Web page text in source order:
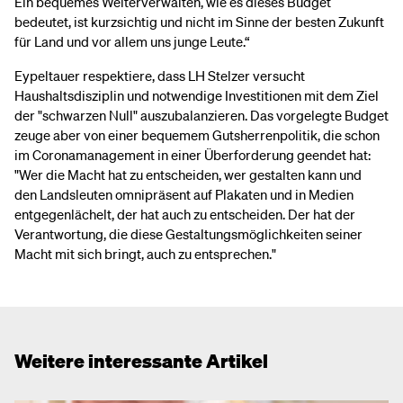
bedeutet, ist kurzsichtig und nicht im Sinne der besten Zukunft
für Land und vor allem uns junge Leute.“
Eypeltauer respektiere, dass LH Stelzer versucht
Haushaltsdisziplin und notwendige Investitionen mit dem Ziel
der "schwarzen Null" auszubalanzieren. Das vorgelegte Budget
zeuge aber von einer bequemem Gutsherrenpolitik, die schon
im Coronamanagement in einer Überforderung geendet hat:
"Wer die Macht hat zu entscheiden, wer gestalten kann und
den Landsleuten omnipräsent auf Plakaten und in Medien
entgegenlächelt, der hat auch zu entscheiden. Der hat der
Verantwortung, die diese Gestaltungsmöglichkeiten seiner
Macht mit sich bringt, auch zu entsprechen."
Weitere interessante Artikel